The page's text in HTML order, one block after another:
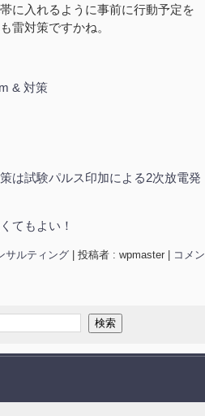
に入れるように事前に行動予定を
雷対策ですかね。
& 対策
は試験パルス印加による2次放電発
てもよい！
サルティング | 投稿者 : wpmaster | コメン